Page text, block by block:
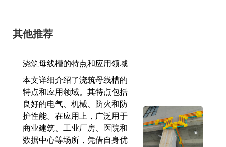
其他推荐
浇筑母线槽的特点和应用领域
本文详细介绍了浇筑母线槽的
特点和应用领域。其特点包括
良好的电气、机械、防火和防
护性能。在应用上，广泛用于
商业建筑、工业厂房、医院和
数据中心等场所，凭借自身优